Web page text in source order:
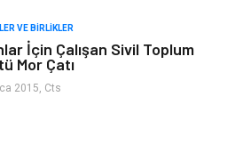
Basın Yayın
Nakliyat
VE BIRLIKLER
İçin Çalışan Sivil Toplum
Mor Çatı
2015, Cts